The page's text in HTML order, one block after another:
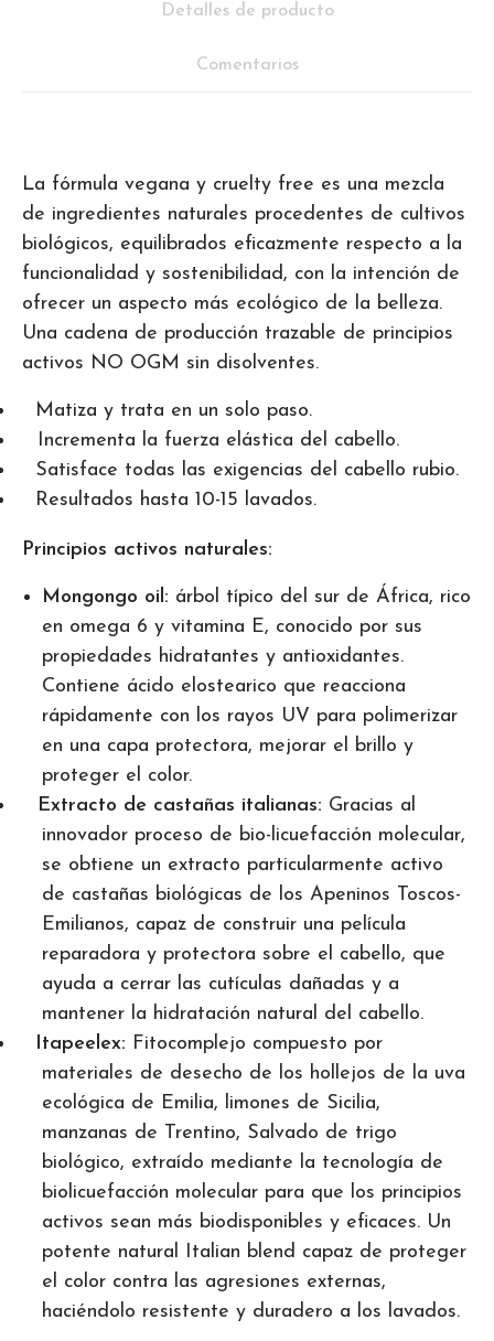
Detalles de producto
Comentarios
La fórmula vegana y cruelty free es una mezcla
de ingredientes naturales procedentes de cultivos
biológicos, equilibrados eficazmente respecto a la
funcionalidad y sostenibilidad, con la intención de
ofrecer un aspecto más ecológico de la belleza.
Una cadena de producción trazable de principios
activos NO OGM sin disolventes.
Matiza y trata en un solo paso.
Incrementa la fuerza elástica del cabello.
Satisface todas las exigencias del cabello rubio.
Resultados hasta 10-15 lavados.
Principios activos naturales:
Mongongo oil: árbol típico del sur de África, rico
en omega 6 y vitamina E, conocido por sus
propiedades hidratantes y antioxidantes.
Contiene ácido elostearico que reacciona
rápidamente con los rayos UV para polimerizar
en una capa protectora, mejorar el brillo y
proteger el color.
Extracto de castañas italianas: Gracias al
innovador proceso de bio-licuefacción molecular,
se obtiene un extracto particularmente activo
de castañas biológicas de los Apeninos Toscos-
Emilianos, capaz de construir una película
reparadora y protectora sobre el cabello, que
ayuda a cerrar las cutículas dañadas y a
mantener la hidratación natural del cabello.
Itapeelex: Fitocomplejo compuesto por
materiales de desecho de los hollejos de la uva
ecológica de Emilia, limones de Sicilia,
manzanas de Trentino, Salvado de trigo
biológico, extraído mediante la tecnología de
biolicuefacción molecular para que los principios
activos sean más biodisponibles y eficaces. Un
potente natural Italian blend capaz de proteger
el color contra las agresiones externas,
haciéndolo resistente y duradero a los lavados.